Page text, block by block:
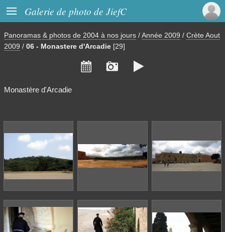
 Galerie de photo de JiefC
Panoramas & photos de 2004 à nos jours /Année 2009 / Crète Aout
2009 / 06 - Monastere d'Arcadie [29]
  
Monastère d'Arcadie